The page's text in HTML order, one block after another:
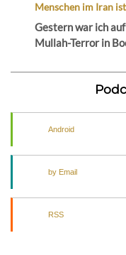
Menschen im Iran ist
Gestern war ich
Mullah-Terror in
Android
by Email
RSS